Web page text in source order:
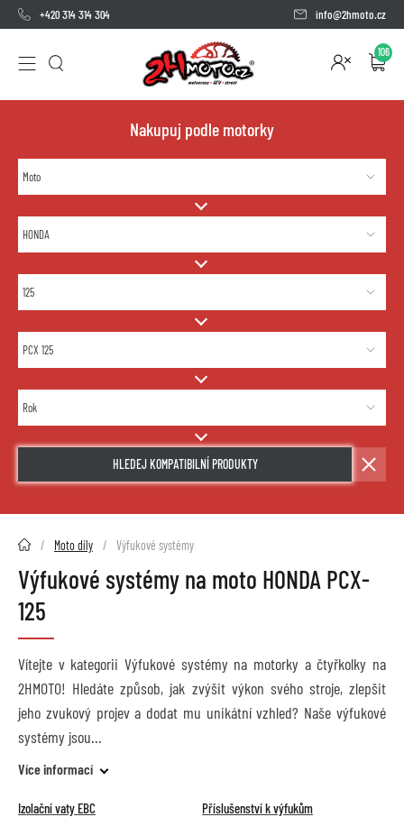
+420 314 314 304 info@2hmoto.cz
106
Nakupuj podle motorky
HLEDEJ KOMPATIBILNÍ PRODUKTY
2HMOTO.cz Moto díly Výfukové systémy
Výfukové systémy na moto HONDA PCX-
125
Vítejte v kategorii Výfukové systémy na motorky a čtyřkolky na
2HMOTO! Hledáte způsob, jak zvýšit výkon svého stroje, zlepšit
jeho zvukový projev a dodat mu unikátní vzhled? Naše výfukové
systémy jsou
Více informací
Izolační vaty EBC
Příslušenství k výfukům